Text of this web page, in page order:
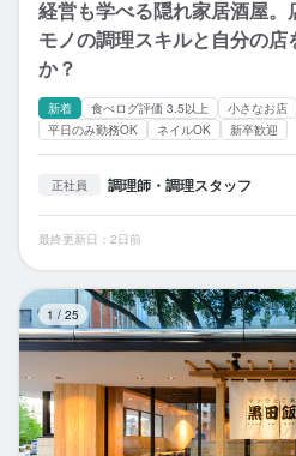
経営も学べる隠れ家居酒屋
モノの調理スキルと自分の
か？
新着 食べログ評価 3.5以上 小さなお店
平日のみ勤務OK
ネイルOK 新卒歓迎
正社員 調理師・調理スタッフ
最終更新日：2日前
1 / 25